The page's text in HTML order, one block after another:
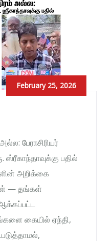
February 25, 2026
பேராசிரியர்
பதில்
அறிக்கை
— தங்கள்
கையில் ஏந்தி,